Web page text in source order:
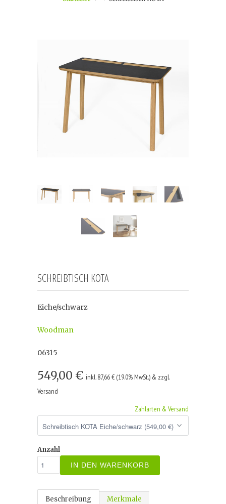
SCHREIBTISCH KOTA
Eiche/schwarz
Woodman
06315
549,00 € inkl. 87,66 € (19.0% MwSt.) & zzgl.
Versand
Zahlarten & Versand
Anzahl
IN DEN WARENKORB
Beschreibung
Merkmale